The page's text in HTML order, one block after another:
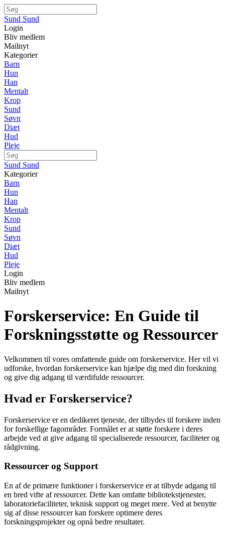
Sund Sund
Login
Bliv medlem
Mailnyt
Kategorier
Barn
Hun
Han
Mentalt
Krop
Sund
Søvn
Diæt
Hud
Pleje
Sund Sund
Kategorier
Barn
Hun
Han
Mentalt
Krop
Sund
Søvn
Diæt
Hud
Pleje
Login
Bliv medlem
Mailnyt
Forskerservice: En Guide til
Forskningsstøtte og Ressourcer
Velkommen til vores omfattende guide om forskerservice. Her vil vi
udforske, hvordan forskerservice kan hjælpe dig med din forskning
og give dig adgang til værdifulde ressourcer.
Hvad er Forskerservice?
Forskerservice er en dedikeret tjeneste, der tilbydes til forskere inden
for forskellige fagområder. Formålet er at støtte forskere i deres
arbejde ved at give adgang til specialiserede ressourcer, faciliteter og
rådgivning.
Ressourcer og Support
En af de primære funktioner i forskerservice er at tilbyde adgang til
en bred vifte af ressourcer. Dette kan omfatte bibliotekstjenester,
laboratoriefaciliteter, teknisk support og meget mere. Ved at benytte
sig af disse ressourcer kan forskere optimere deres
forskningsprojekter og opnå bedre resultater.